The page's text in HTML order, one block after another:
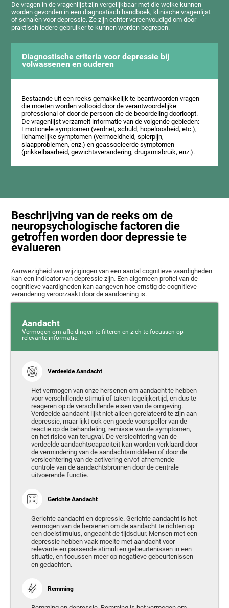
De vragen in de vragenlijst zijn vergelijkbaar met die welke kunnen
worden gevonden in een diagnostisch handboek, klinische vragenlijst
of schalen voor depressie. Ze zijn echter vereenvoudigd om door
praktisch iedere gebruiker te kunnen worden begrepen.
Diagnostische criteria voor depressie bij
volwassenen en ouderen
Bestaande uit een reeks gemakkelijk te beantwoorden vragen
die moeten worden voltooid door de verantwoordelijke
professional of door de persoon die de beoordeling doorloopt.
De vragenlijst verzamelt informatie van de volgende gebieden:
Emotionele symptomen (verdriet, schuld, hopeloosheid, etc.),
lichamelijke symptomen (vermoeidheid, spierpijn,
slaapproblemen, enz.) en geassocieerde symptomen
(prikkelbaarheid, gewichtsverandering, drugsmisbruik, enz.).
Beschrijving van de reeks om de
neuropsychologische factoren die
getroffen worden door depressie te
evalueren
Aanwezigheid van wijzigingen van een aantal cognitieve vaardigheden
kan een indicator van depressie zijn. Een algemeen profiel van de
cognitieve vaardigheden kan aangeven hoe ernstig de cognitieve
verandering veroorzaakt door de aandoening is.
Aandacht
Vermogen om afleidingen te filteren en zich te focussen op
relevante informatie.
Verdeelde Aandacht
Het vermogen van onze hersenen om aandacht te hebben
voor verschillende stimuli of taken tegelijkertijd, en dus te
reageren op de verschillende eisen van de omgeving.
Verdeelde aandacht lijkt niet alleen gerelateerd te zijn aan
depressie, maar lijkt ook een goede voorspeller van de
reactie op de behandeling, remissie van de symptomen,
en het risico van terugval. De verslechtering van de
verdeelde aandachtscapaciteit kan worden verklaard door
de vermindering van de aandachtsmiddelen of door de
verslechtering van de activering en/of afnemende
controle van de aandachtsbronnen door de centrale
uitvoerende functie.
Gerichte Aandacht
Gerichte aandacht en depressie. Gerichte aandacht is het
vermogen van de hersenen om de aandacht te richten op
een doelstimulus, ongeacht de tijdsduur. Mensen met een
depressie hebben vaak moeite met aandacht voor
relevante en passende stimuli en gebeurtenissen in een
situatie, en focussen meer op negatieve gebeurtenissen
en gedachten.
Remming